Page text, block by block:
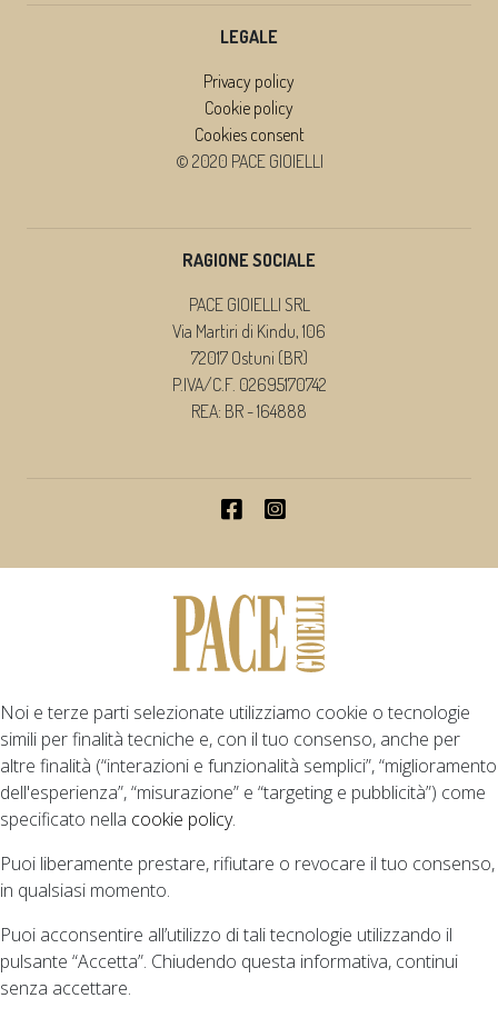
LEGALE
Privacy policy
Cookie policy
Cookies consent
© 2020 PACE GIOIELLI
RAGIONE SOCIALE
PACE GIOIELLI SRL
Via Martiri di Kindu, 106
72017 Ostuni (BR)
P.IVA/C.F. 02695170742
REA: BR - 164888
Noi e terze parti selezionate utilizziamo cookie o tecnologie
simili per finalità tecniche e, con il tuo consenso, anche per
altre finalità (“interazioni e funzionalità semplici”, “miglioramento
dell'esperienza”, “misurazione” e “targeting e pubblicità”) come
specificato nella cookie policy.
Puoi liberamente prestare, rifiutare o revocare il tuo consenso,
in qualsiasi momento.
Puoi acconsentire all’utilizzo di tali tecnologie utilizzando il
pulsante “Accetta”. Chiudendo questa informativa, continui
senza accettare.